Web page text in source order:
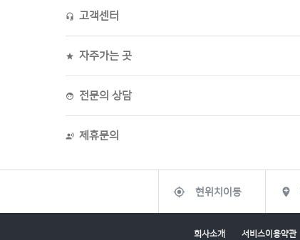
headset_mic 고객센터
grade 자주가는 곳
face 전문의 상담
record_voice_over 제휴문의
gps_fixed 현위치이동 
회사소개 서비스이용약관